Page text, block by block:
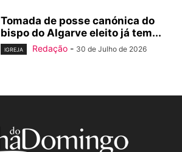
Tomada de posse canónica do
bispo do Algarve eleito já tem...
IGREJA Redação - 30 de Julho de 2026